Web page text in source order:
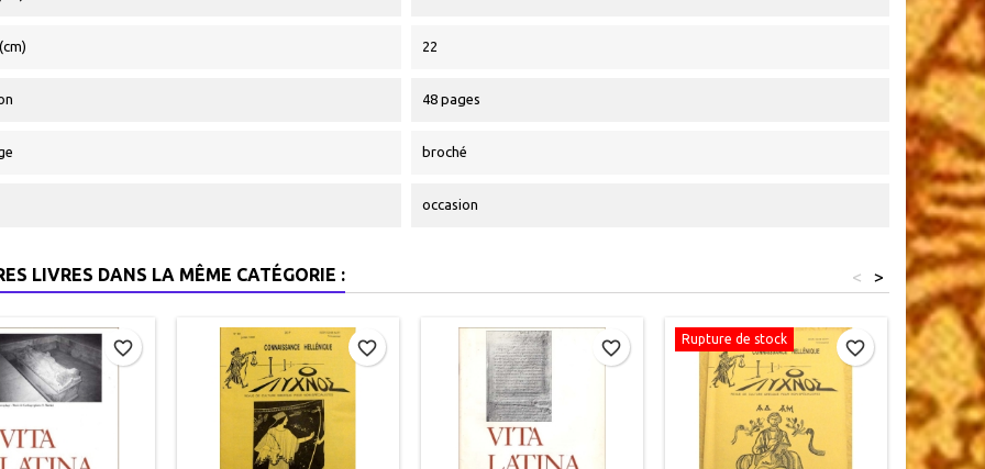
22
48 pages
broché
occasion
LIVRES DANS LA MÊME CATÉGORIE : >
<
favorite_border favorite_border favorite_border Rupture de stock favorite_border Rupture